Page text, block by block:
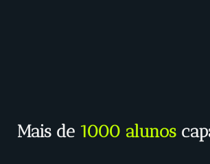
Mais de 1000 alunos